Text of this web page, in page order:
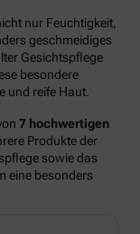
nur Feuchtigkeit,
geschmeidiges
Gesichtspflege
besondere
und reife Haut.
7 hochwertigen
Produkte der
sowie das
eine besonders